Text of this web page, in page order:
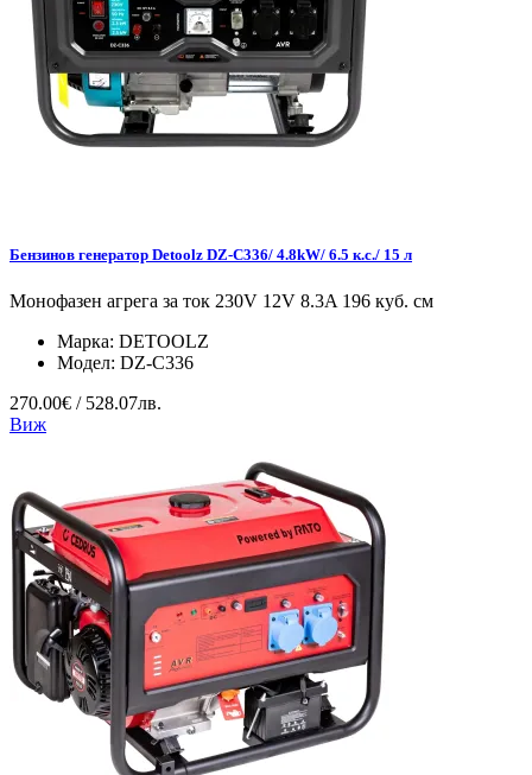
Бензинов генератор Detoolz DZ-C336/ 4.8kW/ 6.5 к.с./ 15 л
Монофазен агрега за ток 230V 12V 8.3A 196 куб. см
Марка: DETOOLZ
Модел: DZ-C336
270.00€ / 528.07лв.
Виж